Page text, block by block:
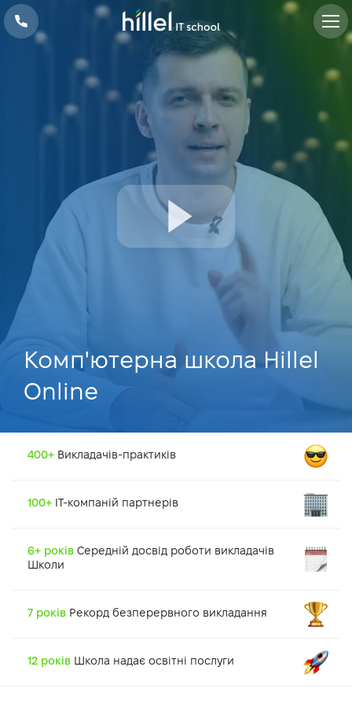
Комп'ютерна школа Hillel
Online
400+ Викладачів-практиків
100+ IT-компаній партнерів
6+ років Середній досвід роботи викладачів
Школи
7 років Рекорд безперервного викладання
12 років Школа надає освітні послуги